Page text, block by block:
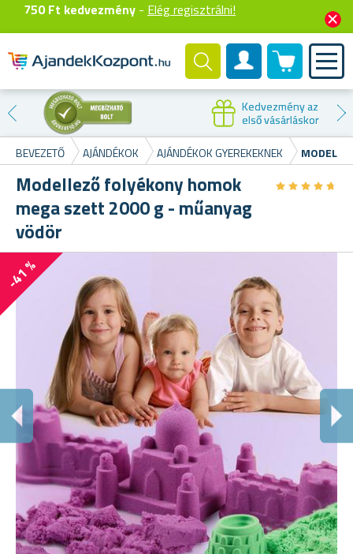
750 Ft kedvezmény - Elég regisztrálni!
Felhasználók fiók
0 termék
Kedvezmény az
első vásárláskor
BEVEZETŐ AJÁNDÉKOK AJÁNDÉKOK GYEREKEKNEK
Modellező folyékony homok
mega szett 2000 g - műanyag
vödör
★★★★★
★★★★★
-41 %